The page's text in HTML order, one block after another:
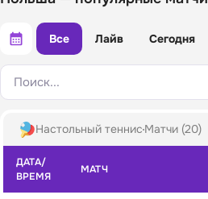
Все Лайв Сегодня
Поиск...
Настольный теннис Матчи (20)
ДАТА/
ВРЕМЯ
МАТЧ